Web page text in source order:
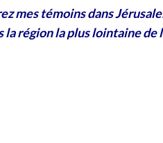
mes témoins dans
la région la plus lointaine de